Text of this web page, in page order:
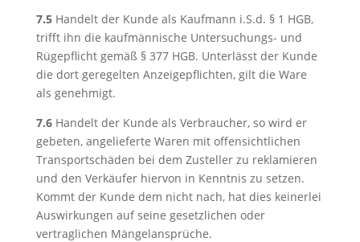
7.5Handelt der Kunde als Kaufmann i.S.d. § 1 HGB,
trifft ihn die kaufmännische Untersuchungs- und
Rügepflicht gemäß § 377 HGB. Unterlässt der Kunde
die dort geregelten Anzeigepflichten, gilt die Ware
als genehmigt.
7.6Handelt der Kunde als Verbraucher, so wird er
gebeten, angelieferte Waren mit offensichtlichen
Transportschäden bei dem Zusteller zu reklamieren
und den Verkäufer hiervon in Kenntnis zu setzen.
Kommt der Kunde dem nicht nach, hat dies keinerlei
Auswirkungen auf seine gesetzlichen oder
vertraglichen Mängelansprüche.